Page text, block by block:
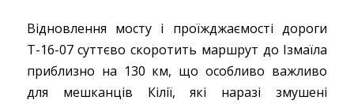
Відновлення мосту і проїжджаємості дороги
Т-16-07 суттєво скоротить маршрут до Ізмаїла
приблизно на 130 км, що особливо важливо
для мешканців Кілії, які наразі змушені